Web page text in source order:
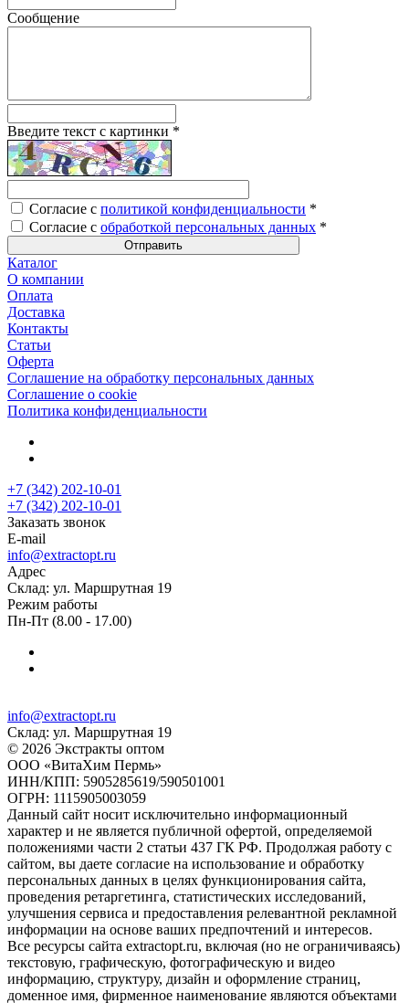
Сообщение
Введите текст с картинки *
Согласие с политикой конфиденциальности *
Согласие с обработкой персональных данных *
Каталог
О компании
Оплата
Доставка
Контакты
Статьи
Оферта
Соглашение на обработку персональных данных
Соглашение о cookie
Политика конфиденциальности
+7 (342) 202-10-01
+7 (342) 202-10-01
Заказать звонок
E-mail
info@extractopt.ru
Адрес
Склад: ул. Маршрутная 19
Режим работы
Пн-Пт (8.00 - 17.00)
info@extractopt.ru
Склад: ул. Маршрутная 19
© 2026 Экстракты оптом
ООО «ВитаХим Пермь»
ИНН/КПП: 5905285619/590501001
ОГРН: 1115905003059
Данный сайт носит исключительно информационный
характер и не является публичной офертой, определяемой
положениями части 2 статьи 437 ГК РФ. Продолжая работу с
сайтом, вы даете согласие на использование и обработку
персональных данных в целях функционирования сайта,
проведения ретаргетинга, статистических исследований,
улучшения сервиса и предоставления релевантной рекламной
информации на основе ваших предпочтений и интересов.
Все ресурсы сайта extractopt.ru, включая (но не ограничиваясь)
текстовую, графическую, фотографическую и видео
информацию, структуру, дизайн и оформление страниц,
доменное имя, фирменное наименование являются объектами